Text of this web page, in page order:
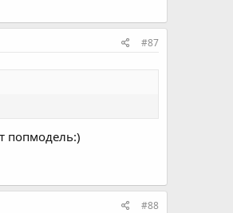
#87
попмодель:)
#88